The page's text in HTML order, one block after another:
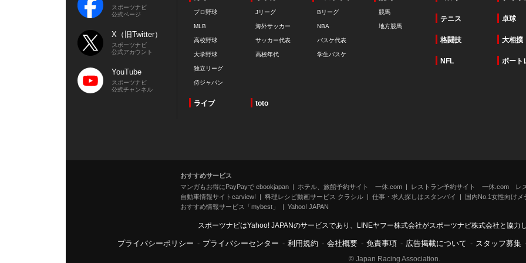
スポーツナビ
公式ページ
X（旧Twitter）
スポーツナビ
公式アカウント
YouTube
スポーツナビ
公式チャンネル
プロ野球
MLB
高校野球
大学野球
独立リーグ
侍ジャパン
Jリーグ
海外サッカー
サッカー代表
高校年代
Bリーグ
NBA
バスケ代表
学生バスケ
競馬
地方競馬
テニス 卓球
格闘技 大相撲
NFL ボート
ライブ toto
おすすめサービス
マンガもお得にPayPayで ebookjapan
ホテル、旅館予約サイト 一休.com
レストラン予約サイト 一休.com レ
自動車情報サイトcarview!
料理レシピ動画サービス クラシル 仕事・求人探しはスタンバイ
国内No.1女性向けメ
おすすめ情報サービス「mybest」
Yahoo! JAPAN
スポーツナビはYahoo! JAPANのサービスであり、LINEヤフー株式会社がスポーツナビ株式会社と協力
プライバシーポリシー - プライバシーセンター - 利用規約 - 会社概要 - 免責事項 - 広告掲載について - スタッフ募集
© Japan Racing Association.